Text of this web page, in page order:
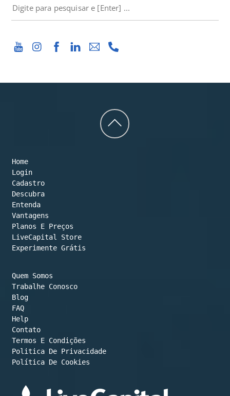
PESQUISAR
Back
Home
Login
Cadastro
Descubra
Entenda
Vantagens
Planos E Preços
LiveCapital Store
Experimente Grátis
Quem Somos
Trabalhe Conosco
Blog
FAQ
Help
Contato
Termos E Condições
Política De Cookies